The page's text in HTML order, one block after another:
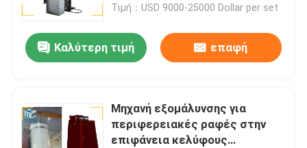
χάλυβα για χάλυβα, χάλυβα για
χάλυβα για χάλυβα, χάλυβα για
χάλυβα, χάλυβα για χάλυβα,
Τιμή：USD 9000-25000 Dollar per set
Καλύτερη τιμή επαφή
Μηχανή εξομάλυνσης για
περιφερειακές ραφές στην
επιφάνεια κελύφους